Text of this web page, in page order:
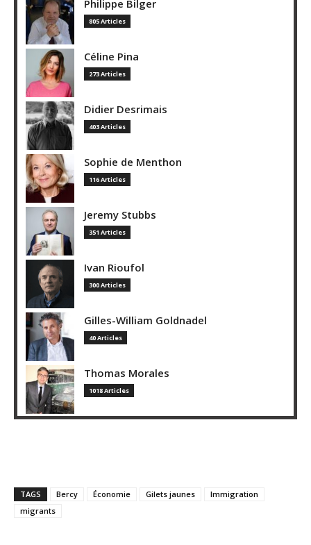
Philippe Bilger
805 Articles
Céline Pina
273 Articles
Didier Desrimais
403 Articles
Sophie de Menthon
116 Articles
Jeremy Stubbs
351 Articles
Ivan Rioufol
300 Articles
Gilles-William Goldnadel
40 Articles
Thomas Morales
1018 Articles
TAGS Bercy Économie Gilets jaunes
Immigration
migrants